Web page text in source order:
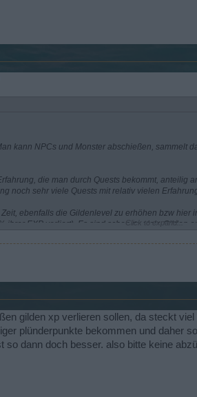
kann NPCs und Monster abschießen, sammelt
die man durch Quests bekommt,
noch sehr viele Quests mit relativ vielen
ebenfalls die Gildenlevel zu erhöhen bzw
ihrer EXP verliert). Es sind schon zu viele Gilden
Click to expand...
gilden xp verlieren sollen, da steckt
plünderpunkte bekommen und daher
dann doch besser. also bitte keine